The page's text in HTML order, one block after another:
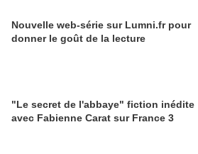
Nouvelle web-série sur Lumni.fr pour
donner le goût de la lecture
"Le secret de l'abbaye" fiction inédite
avec Fabienne Carat sur France 3